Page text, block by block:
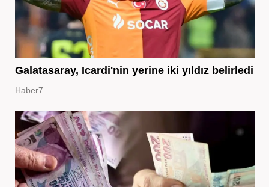
Galatasaray, Icardi'nin yerine iki yıldız belirledi
Haber7